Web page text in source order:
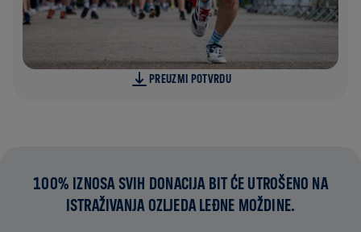
PREUZMI POTVRDU
100% IZNOSA SVIH DONACIJA BIT ĆE UTROŠENO NA
ISTRAŽIVANJA OZLJEDA LEĐNE MOŽDINE.